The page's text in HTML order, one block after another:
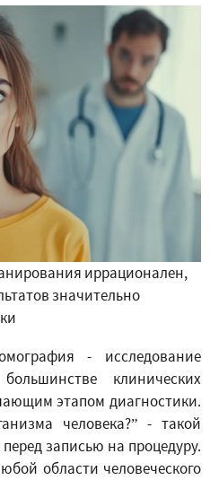
иррационален,
значительно
- исследование
клинических
этапом диагностики.
человека?” - такой
записью на процедуру.
области человеческого